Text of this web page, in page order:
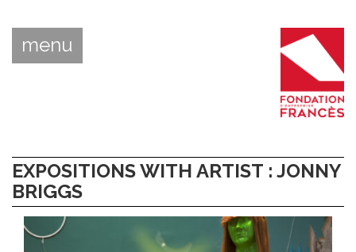
menu
EXPOSITIONS WITH ARTIST : JONNY
BRIGGS